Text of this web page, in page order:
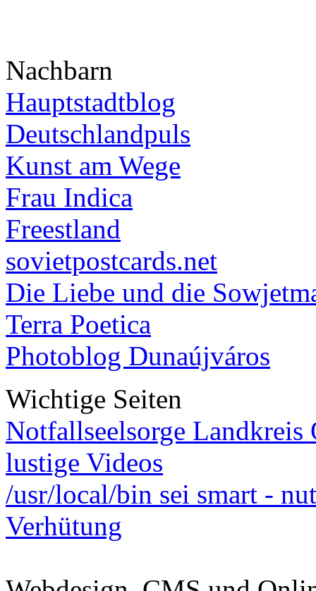
Nachbarn
Hauptstadtblog
Deutschlandpuls
Kunst am Wege
Frau Indica
Freestland
sovietpostcards.net
Die Liebe und die
Terra Poetica
Photoblog Dunaújváros
Wichtige Seiten
Notfallseelsorge Landkreis
lustige Videos
/usr/local/bin sei smart -
Verhütung